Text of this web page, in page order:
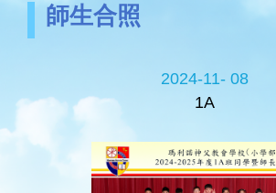
師生合照
2024-11- 08
1A